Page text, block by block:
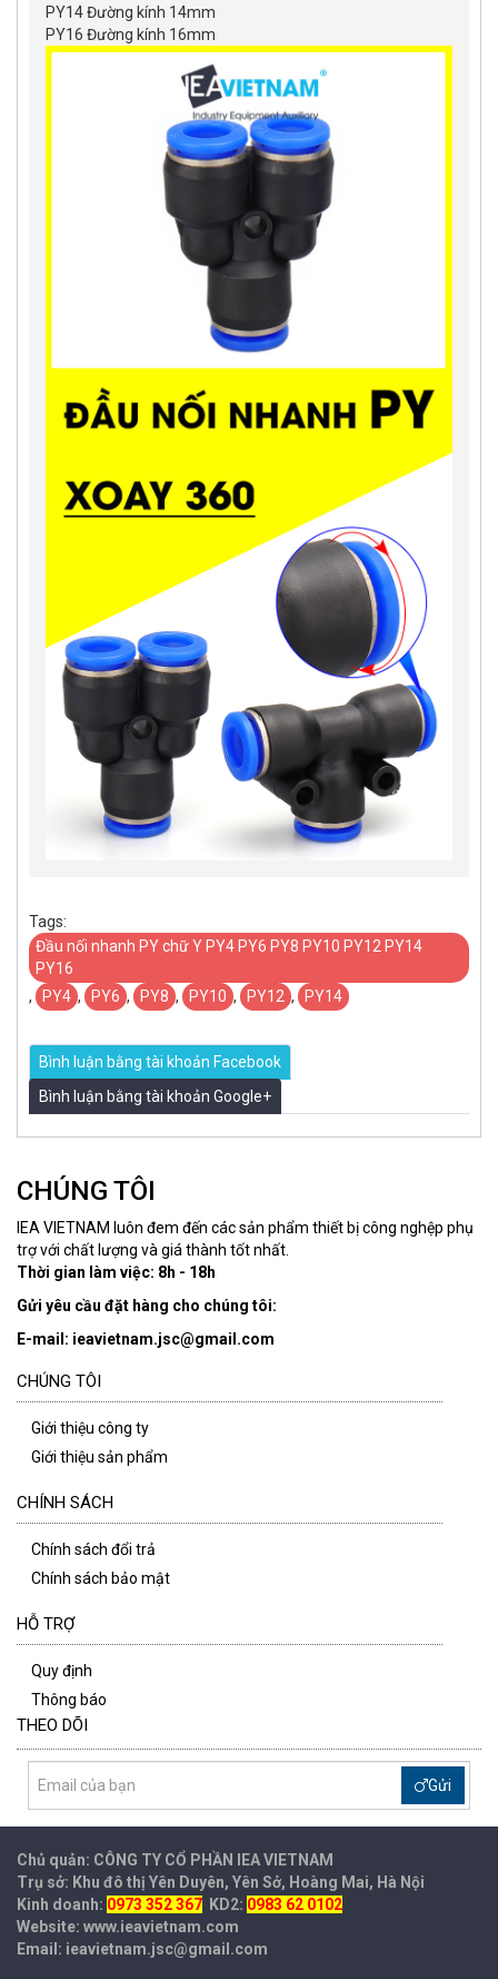
PY14 Đường kính 14mm
PY16 Đường kính 16mm
Tags:
Đầu nối nhanh PY chữ Y PY4 PY6 PY8 PY10 PY12 PY14
PY16
,
PY4 , PY6 , PY8 , PY10 , PY12 , PY14
Bình luận bằng tài khoản Facebook
Bình luận bằng tài khoản Google+
CHÚNG TÔI
IEA VIETNAM luôn đem đến các sản phẩm thiết bị công nghệp phụ
trợ với chất lượng và giá thành tốt nhất.
Thời gian làm việc: 8h - 18h
Gửi yêu cầu đặt hàng cho chúng tôi:
E-mail: ieavietnam.jsc@gmail.com
CHÚNG TÔI
Giới thiệu công ty
Giới thiệu sản phẩm
CHÍNH SÁCH
Chính sách đổi trả
Chính sách bảo mật
HỖ TRỢ
Quy định
Thông báo
THEO DÕI
Gửi
Chủ quản: CÔNG TY CỔ PHẦN IEAVIETNAM
Trụ sở: Khu đô thị Yên Duyên, Yên Sở, Hoàng Mai, Hà Nội
Kinh doanh: 0973 352 367 KD2: 0983 62 0102
Website: www.ieavietnam.com
Email: ieavietnam.jsc@gmail.com